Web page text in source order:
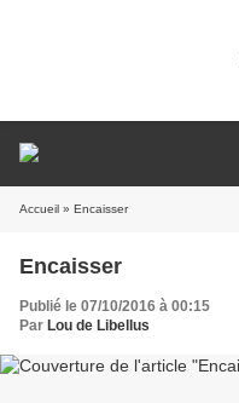
Accueil » Encaisser
Encaisser
Publié le 07/10/2016 à 00:15
Par Lou de Libellus